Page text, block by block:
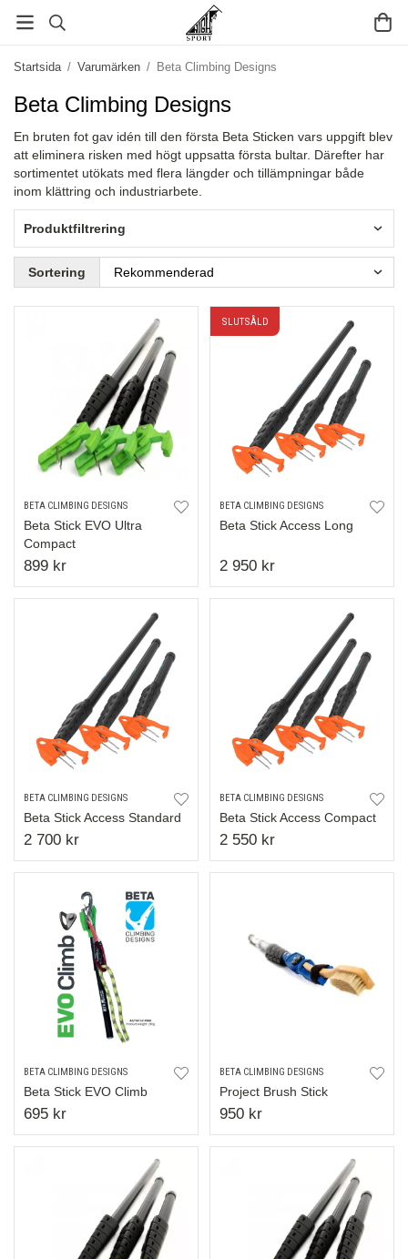
Startsida / Varumärken / Beta Climbing Designs
Beta Climbing Designs
En bruten fot gav idén till den första Beta Sticken vars uppgift blev
att eliminera risken med högt uppsatta första bultar. Därefter har
sortimentet utökats med flera längder och tillämpningar både
inom klättring och industriarbete.
Produktfiltrering
Sortering
BETA CLIMBING DESIGNS
Beta Stick EVO Ultra
Compact
899 kr
SLUTSÅLD
BETA CLIMBING DESIGNS
Beta Stick Access Long
2 950 kr
BETA CLIMBING DESIGNS
Beta Stick Access Standard
2 700 kr
BETA CLIMBING DESIGNS
Beta Stick Access Compact
2 550 kr
BETA CLIMBING DESIGNS
Beta Stick EVO Climb
695 kr
BETA CLIMBING DESIGNS
Project Brush Stick
950 kr